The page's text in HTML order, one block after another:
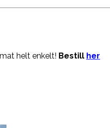
helt enkelt! Bestill her